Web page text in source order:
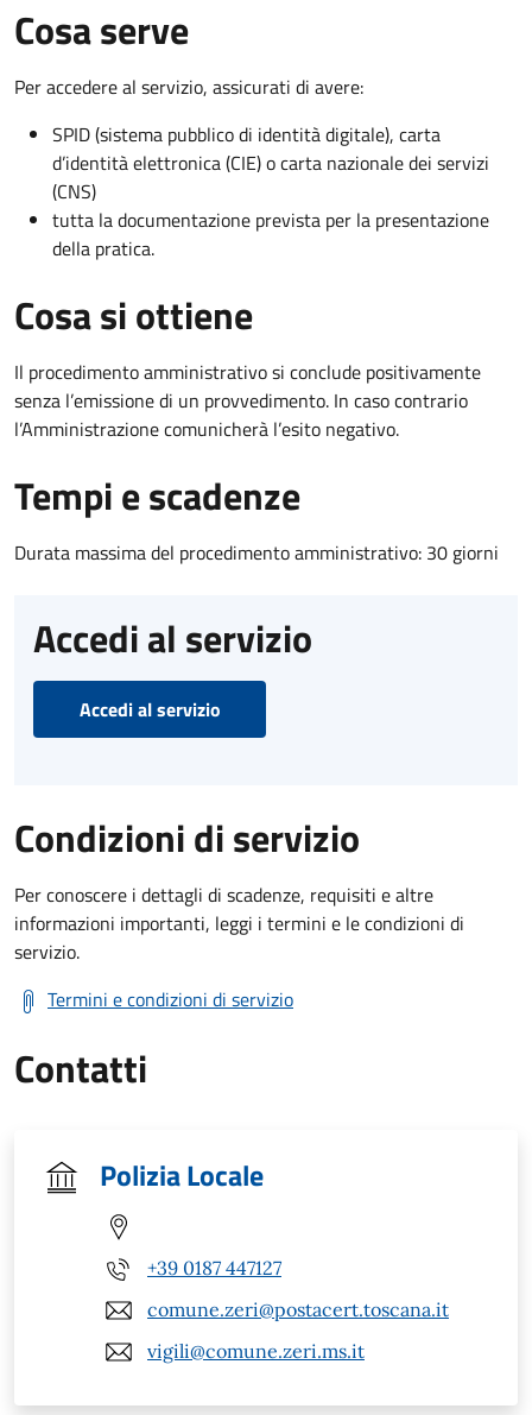
Cosa serve
Per accedere al servizio, assicurati di avere:
SPID (sistema pubblico di identità digitale), carta
d’identità elettronica (CIE) o carta nazionale dei servizi
(CNS)
tutta la documentazione prevista per la presentazione
della pratica.
Cosa si ottiene
Il procedimento amministrativo si conclude positivamente
senza l’emissione di un provvedimento. In caso contrario
l’Amministrazione comunicherà l’esito negativo.
Tempi e scadenze
Durata massima del procedimento amministrativo: 30 giorni
Accedi al servizio
Accedi al servizio
Condizioni di servizio
Per conoscere i dettagli di scadenze, requisiti e altre
informazioni importanti, leggi i termini e le condizioni di
servizio.
Termini e condizioni di servizio
Contatti
Polizia Locale
+39 0187 447127
comune.zeri@postacert.toscana.it
vigili@comune.zeri.ms.it